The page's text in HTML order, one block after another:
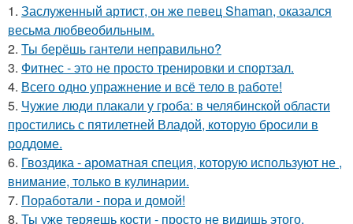
1. Заслуженный артист, он же певец Shaman, оказался
весьма любвеобильным.
2. Ты берёшь гантели неправильно?
3. Фитнес - это не просто тренировки и спортзал.
4. Всего одно упражнение и всё тело в работе!
5. Чужие люди плакали у гроба: в челябинской области
простились с пятилетней Владой, которую бросили в
роддоме.
6. Гвоздика - ароматная специя, которую используют не ,
внимание, только в кулинарии.
7. Поработали - пора и домой!
8. Ты уже теряешь кости - просто не видишь этого.